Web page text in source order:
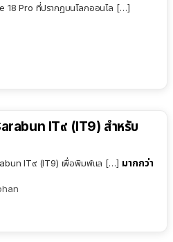
18 Pro ที่ปรากฏบนโลกออนไล […]
IT๙ (IT9) สำหรับ
IT๙ (IT9) เพื่อพิมพ์แล […] มากกว่า